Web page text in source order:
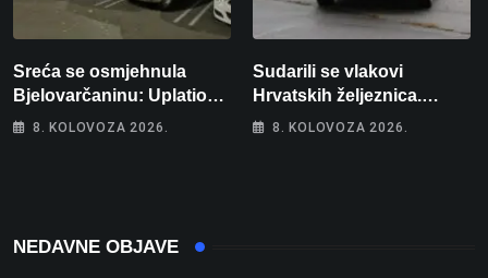
Sreća se osmjehnula
Bjelovarčaninu: Uplatio
samo 4 eura, a osvojio
8. KOLOVOZA 2026.
Sudarili se vlakovi
Hrvatskih željeznica.
Šestero osoba teško
8. KOLOVOZA 2026.
NEDAVNE OBJAVE